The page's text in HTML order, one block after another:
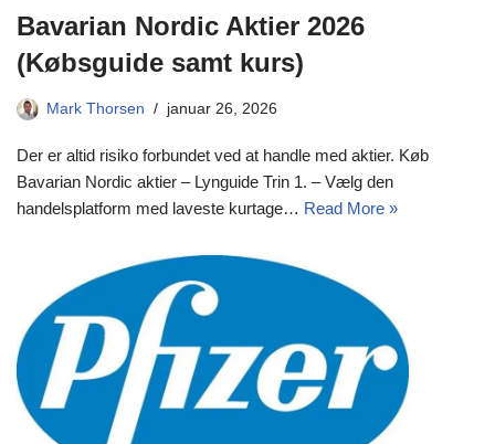
Bavarian Nordic Aktier 2026
(Købsguide samt kurs)
Mark Thorsen januar 26, 2026
Der er altid risiko forbundet ved at handle med aktier. Køb
Bavarian Nordic aktier – Lynguide Trin 1. – Vælg den
handelsplatform med laveste kurtage… Read More »